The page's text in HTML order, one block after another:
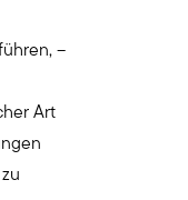
–
Art